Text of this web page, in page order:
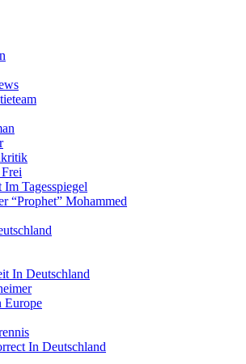
Tagesspiegel
“Prophet” Mohammed
In Deutschland
Europe
In Deutschland